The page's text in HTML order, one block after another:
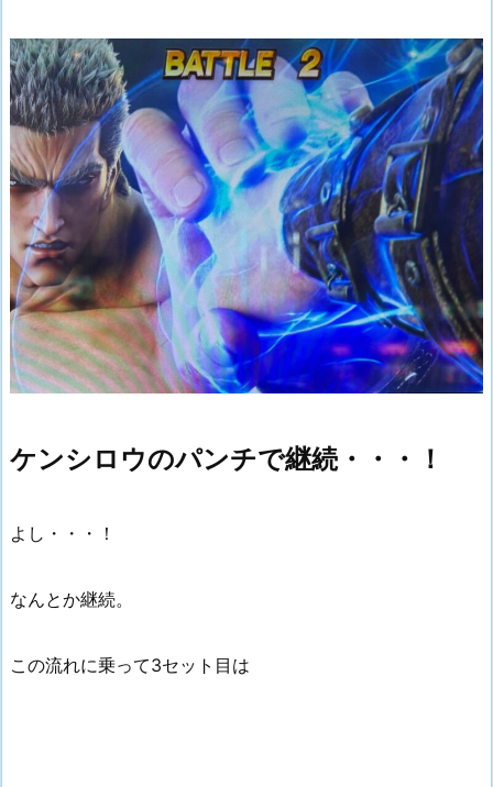
ケンシロウのパンチで継続・・・！
よし・・・！
なんとか継続。
この流れに乗って3セット目は